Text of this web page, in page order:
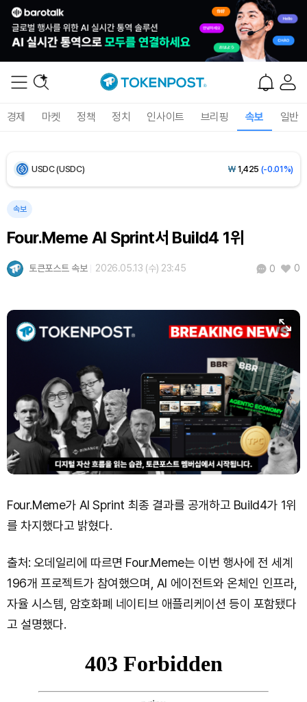
경제 마켓 정책 정치 인사이트 브리핑 속보 일반
Bitcoin (BTC) ₩92,970,798(+1.38%)
USDC (USDC) ₩ 1,425 (-0.01%)
Solana (SOL) ₩105,284
TRON (TRX) 466.7(+0.18%)
Dogecoin (DOGE) ₩99.72(+1.58%)
Bitcoin (BTC) ₩92,970,798(+1.38%)
속보
Four.Meme AI Sprint서 Build4 1위
토큰포스트 속보 2026.05.13 (수) 23:45 0 0
Four.Meme가 AI Sprint 최종 결과를 공개하고 Build4가 1위
를 차지했다고 밝혔다.
출처: 오데일리에 따르면 Four.Meme는 이번 행사에 전 세계
196개 프로젝트가 참여했으며, AI 에이전트와 온체인 인프라,
자율 시스템, 암호화폐 네이티브 애플리케이션 등이 포함됐다
고 설명했다.